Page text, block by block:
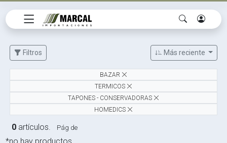
Filtros Más reciente
BAZAR
TERMICOS
TAPONES - CONSERVADORAS
HOMEDICS
*no hay productos
0 artículos. Pág de